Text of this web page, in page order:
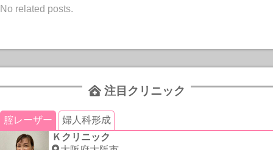
No related posts.
注目クリニック
腟レーザー
婦人科形成
Ｋクリニック